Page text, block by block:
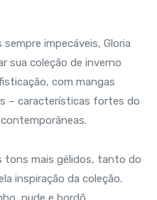
impecáveis, Gloria
sua coleção de inverno
com mangas
– características fortes do
tons mais gélidos, tanto do
inspiração da coleção.